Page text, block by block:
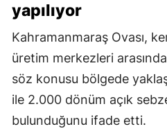
yapılıyor
Kahramanmaraş Ovası,
üretim merkezleri
söz konusu bölgede
ile 2.000 dönüm açık
bulunduğunu ifade etti.